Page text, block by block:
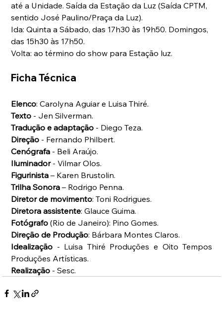
até a Unidade. Saída da Estação da Luz (Saída CPTM,
sentido José Paulino/Praça da Luz).
Ida: Quinta a Sábado, das 17h30 às 19h50. Domingos,
das 15h30 às 17h50.
Volta: ao término do show para Estação luz.
Ficha Técnica
Elenco: Carolyna Aguiar e Luisa Thiré.
Texto - Jen Silverman.
Tradução e adaptação - Diego Teza.
Direção - Fernando Philbert.
Cenógrafa - Beli Araújo.
Iluminador - Vilmar Olos.
Figurinista – Karen Brustolin.
Trilha Sonora – Rodrigo Penna.
Diretor de movimento: Toni Rodrigues.
Diretora assistente: Glauce Guima.
Fotógrafo (Rio de Janeiro): Pino Gomes.
Direção de Produção: Bárbara Montes Claros.
Idealização - Luisa Thiré Produções e Oito Tempos
Produções Artísticas.
Realização - Sesc.